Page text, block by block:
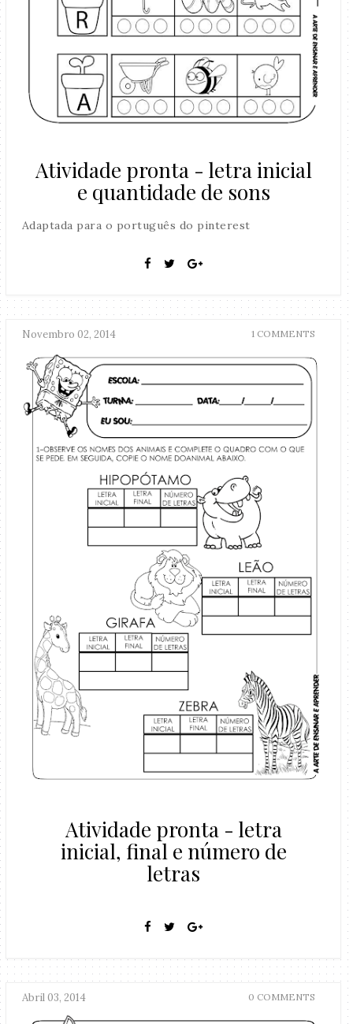
Atividade pronta - letra inicial
e quantidade de sons
Adaptada para o português do pinterest
Novembro 02, 2014 1 COMMENTS
Atividade pronta - letra
inicial, final e número de
letras
Abril 03, 2014 0 COMMENTS